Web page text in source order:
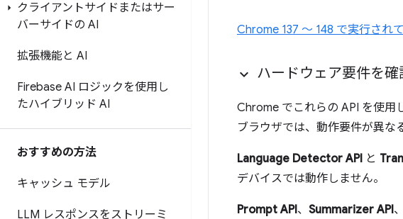
クライアントサイドまたはサー
バーサイドの AI
拡張機能と AI
Firebase AI ロジックを使用し
たハイブリッド AI
おすすめの方法
キャッシュ モデル
LLM レスポンスをストリーミ
Chrome 137 ～ 148 で実行され
ハードウェア要件を確
Chrome でこれらの API を使用
ブラウザでは、動作要件が異な
Language Detector API と
デバイスでは動作しません。
Prompt API、 Summarizer API、